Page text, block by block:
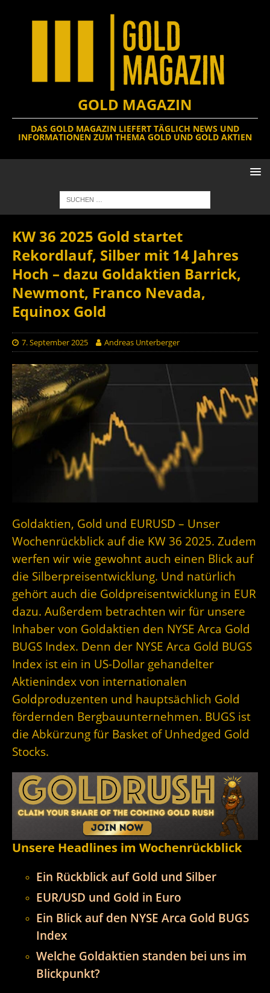
GOLD MAGAZIN
DAS GOLD MAGAZIN LIEFERT TÄGLICH NEWS UND
INFORMATIONEN ZUM THEMA GOLD UND GOLD AKTIEN
KW 36 2025 Gold startet
Rekordlauf, Silber mit 14 Jahres
Hoch – dazu Goldaktien Barrick,
Newmont, Franco Nevada,
Equinox Gold
7. September 2025 Andreas Unterberger
Goldaktien, Gold und EURUSD – Unser
Wochenrückblick auf die KW 36 2025. Zudem
werfen wir wie gewohnt auch einen Blick auf
die Silberpreisentwicklung. Und natürlich
gehört auch die Goldpreisentwicklung in EUR
dazu. Außerdem betrachten wir für unsere
Inhaber von Goldaktien den NYSE Arca Gold
BUGS Index. Denn der NYSE Arca Gold BUGS
Index ist ein in US-Dollar gehandelter
Aktienindex von internationalen
Goldproduzenten und hauptsächlich Gold
fördernden Bergbauunternehmen. BUGS ist
die Abkürzung für Basket of Unhedged Gold
Stocks.
Unsere Headlines im Wochenrückblick
Ein Rückblick auf Gold und Silber
EUR/USD und Gold in Euro
Ein Blick auf den NYSE Arca Gold BUGS
Index
Welche Goldaktien standen bei uns im
Blickpunkt?